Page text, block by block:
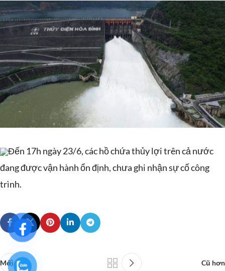
Đến 17h ngày 23/6, các hồ chứa thủy lợi trên cả nước
đang được vận hành ổn định, chưa ghi nhận sự cố công
trình.
Mới hơn Cũ hơn